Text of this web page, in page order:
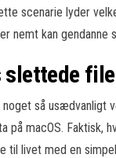
scenarie lyder
nemt kan gendanne
slettede
så usædvanligt
på macOS. Faktisk,
til livet med en